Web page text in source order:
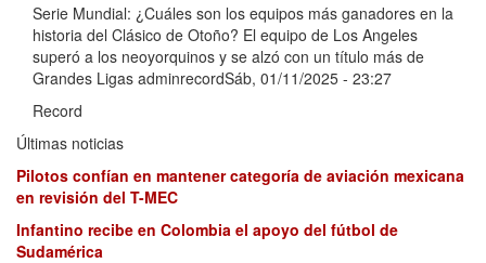
Serie Mundial: ¿Cuáles son los equipos más ganadores en la
historia del Clásico de Otoño? El equipo de Los Angeles
superó a los neoyorquinos y se alzó con un título más de
Grandes Ligas adminrecordSáb, 01/11/2025 - 23:27
Record
Últimas noticias
Pilotos confían en mantener categoría de aviación mexicana
en revisión del T-MEC
Infantino recibe en Colombia el apoyo del fútbol de
Sudamérica